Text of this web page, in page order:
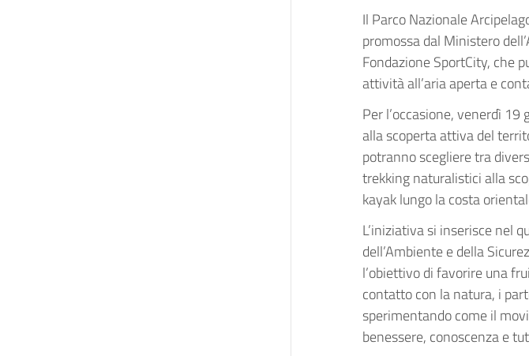
Il Parco Nazionale
promossa dal Ministero
Fondazione SportCity, che
attività all’aria aperta e
Per l’occasione, venerdì
alla scoperta attiva del
potranno scegliere tra
trekking naturalistici alla
kayak lungo la costa
L’iniziativa si inserisce nel
dell’Ambiente e della
l’obiettivo di favorire una
contatto con la natura, i
sperimentando come il
benessere, conoscenza e